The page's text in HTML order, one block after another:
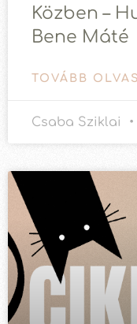
Közben –
Bene Máté
TOVÁBB
Csaba Sziklai